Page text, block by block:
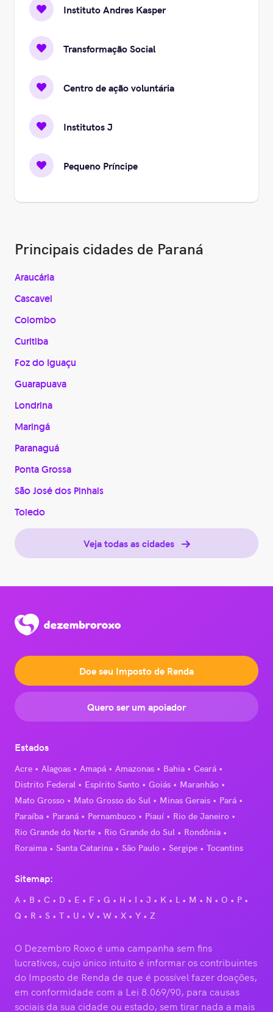
Instituto Andres Kasper
Transformação Social
Centro de ação voluntária
Institutos J
Pequeno Príncipe
Principais cidades de Paraná
Araucária
Cascavel
Colombo
Curitiba
Foz do Iguaçu
Guarapuava
Londrina
Maringá
Paranaguá
Ponta Grossa
São José dos Pinhais
Toledo
Veja todas as cidades
Doe seu Imposto de Renda
Quero ser um apoiador
Estados
Acre Alagoas Amapá Amazonas Bahia
Ceará
Distrito Federal
Espírito Santo Goiás
Maranhão
Mato Grosso
Mato Grosso do Sul Minas Gerais
Pará
Paraíba
Paraná Pernambuco Piauí
Rio de Janeiro
Rio Grande do Norte
Rio Grande do Sul
Rondônia
Roraima
Santa Catarina São Paulo Sergipe Tocantins
Sitemap:
A B C D E F G H I J K L M N O
P
Q
R S T U V W X Y Z
O Dezembro Roxo é uma campanha sem fins
lucrativos, cujo único intuito é informar os contribuintes
do Imposto de Renda de que é possível fazer doações,
em conformidade com a Lei 8.069/90, para causas
sociais da sua cidade ou estado, sem tirar nada a mais